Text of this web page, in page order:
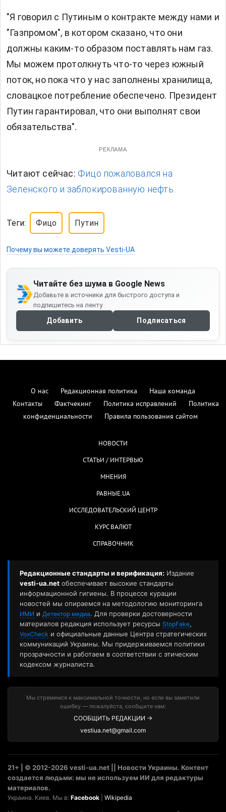
"Я говорил с Путиным о контракте между нами и
"Газпромом", в котором сказано, что они
должны каким-то образом поставлять нам газ.
Мы можем протолкнуть что-то через южный
поток, но пока что у нас заполнены хранилища,
словацкое потребление обеспечено. Президент
Путин гарантировал, что они выполнят свои
обязательства".
РЕКЛАМА
Читают сейчас: Фицо пожаловался на
Зеленского и заблокированную нефть.
Теги: Фицо Путин
Почему вы можете доверять Vesti-UA
Читайте без шума в Google News
Добавьте в источники для быстрого доступа и
подпишитесь на ленту
Добавить Подписаться
О нас Редакционная политика
Наша команда
Контакты
Фактчекинг Политика исправлений
Политика
конфиденциальности
Правила пользования сайтом
НОВОСТИ
СТАТЬИ / ИНТЕРВЬЮ
МНЕНИЯ
РАВНЫЕ.UA
ИССЛЕДОВАТЕЛЬСКИЙ ЦЕНТР
КУРС ВАЛЮТ
СПРАВОЧНИК
Редакционные стандарты и верификация: Издание
vesti-ua.net обеспечивает высокие стандарты
информационной гигиены. В процессе курации
новостей мы опираемся на методологию мониторинга
ИМИ и Детектор медиа. Для проверки достоверности
материалов редакция использует ресурсы StopFake,
VoxCheck и официальные данные Центра стратегических
коммуникаций Украины. Мы придерживаемся политики
прозрачности и работаем в соответствии с этическим
кодексом журналиста.
Мы стремимся к максимальной точности, но если вы заметили
ошибку — пожалуйста, сообщите нам:
СООБЩИТЬ РЕДАКЦИИ →
vestiua.net@gmail.com
21+ | © 2012-2026 vesti-ua.net || Новости Украины. Контент
создается людьми: мы не используем ИИ для редактуры
материалов.
Украина. Киев. Мы в: Facebook Wikipedia